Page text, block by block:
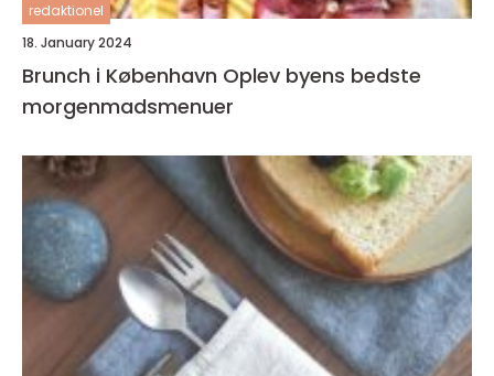
redaktionel
18. January 2024
Brunch i København Oplev byens bedste
morgenmadsmenuer